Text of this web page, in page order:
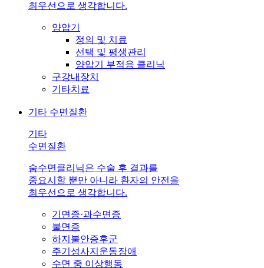
최우선으로 생각합니다.
양압기
정의 및 치료
선택 및 평생관리
양압기 부적응 클리닉
구강내장치
기타치료
기타 수면질환
기타
수면질환
숨수면클리닉은 수술 후 결과를
중요시할 뿐만 아니라 환자의 안전을
최우선으로 생각합니다.
기면증·과수면증
불면증
하지불안증후군
주기성사지운동장애
수면 중 이상행동